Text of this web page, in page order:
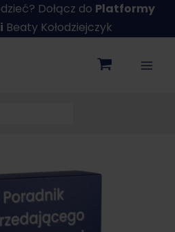
Dołącz do Platformy
Beaty Kołodziejczyk